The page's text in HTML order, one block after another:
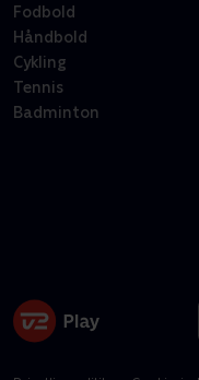
Fodbold
Håndbold
Cykling
Tennis
Badminton